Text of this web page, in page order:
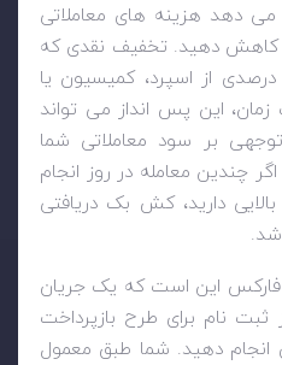
دهد هزینه های معاملاتی
کاهش دهید. تخفیف نقدی که
از اسپرد، کمیسیون یا
این پس انداز می تواند
بر سود معاملاتی شما
چندین معامله در روز انجام
دارید، کش بک دریافتی
این است که یک جریان
نام برای طرح بازپرداخت
انجام دهید. شما طبق معمول